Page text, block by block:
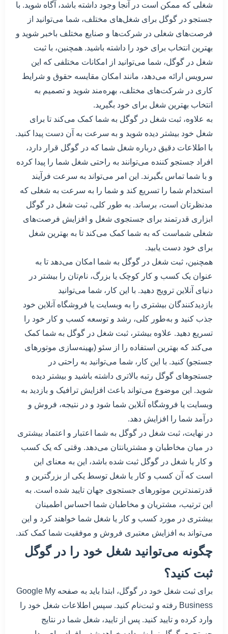
شغلی که ممکن است در آنجا وجود داشته باشد، آگاه شوید. با
جستجو در گوگل برای شغل‌های مختلف، شما می‌توانید از
فرصت‌های شغلی در شرکت‌ها و صنایع مختلف باخبر شوید و
بهترین انتخاب برای خود را داشته باشید. همچنین، با ثبت
شغل در گوگل، شما می‌توانید از امکانات مختلفی که این
سرویس ارائه می‌دهد، مانند امکان مقایسه حقوق و شرایط
کاری در شرکت‌های مختلف، بهره‌مند شوید و تصمیم به
انتخاب بهترین شغل برای خود بگیرید.
به علاوه، ثبت شغل در گوگل به شما کمک می‌کند تا برای
شغل خود بیشتر دیده شوید و به سرعت به آن دست پیدا کنید.
با اطلاعات دقیق درباره شغل شما که در گوگل قرار دارد،
افراد جستجو کننده می‌توانند به راحتی شغل شما را پیدا کرده
و با شما تماس بگیرند. این امر می‌تواند به سرعت فرآیند
استخدام شما را تسریع کند و شما را به سرعت به شغلی که
مدنظرتان است، برساند. به طور کلی، ثبت شغل در گوگل
ابزاری قدرتمند برای جستجوی شغل و افزایش فرصت‌های
شغلی شماست که به شما کمک می‌کند تا به بهترین شغل
برای خود دست یابید.
همچنین، ثبت شغل در گوگل به شما امکان می‌دهد تا به
عنوان یک کسب و کار کوچک یا بزرگ، نام‌تان را بیشتر در
دنیای آنلاین ترویج دهید. با این کار، شما می‌توانید
بازدیدکنندگان بیشتری را به وبسایت یا فروشگاه آنلاین خود
جذب کنید و به‌طور کلی، رشد و توسعه کسب و کار خود را
تسریع دهید. علاوه بیشتر، ثبت شغل در گوگل به شما کمک
می‌کند که بهترین استفاده را از سئو (بهینه‌سازی موتورهای
جستجو) کنید. با این کار، شما می‌توانید به راحتی در
جستجوهای گوگل رتبه بالاتری داشته باشید و بیشتر دیده
شوید. این موضوع می‌تواند باعث افزایش ترافیک و بازدید به
وبسایت یا فروشگاه آنلاین شما شود و در نتیجه، فروش و
درآمد شما را افزایش دهد.
در نهایت، ثبت شغل در گوگل به شما اعتبار و اعتماد بیشتری
در میان مخاطبان و مشتریانتان می‌دهد. وقتی که یک کسب
و کار یا شغل در گوگل ثبت شده باشد، این به معنای این
است که آن کسب و کار یا شغل توسط یکی از بزرگترین و
قدرتمندترین موتورهای جستجوی جهان تایید شده است. به
این ترتیب، مشتریان و مخاطبان شما احساس اطمینان
بیشتری در مورد کسب و کار یا شغل شما خواهند کرد و این
می‌تواند به افزایش معتبری فروش و موفقیت شما کمک کند.
چگونه می‌توانید شغل خود را در گوگل
ثبت کنید؟
برای ثبت شغل خود در گوگل، ابتدا باید به صفحه Google My
Business رفته و ثبت‌نام کنید. سپس اطلاعات شغل خود را
وارد کرده و تایید کنید. پس از تایید، شغل شما در نتایج